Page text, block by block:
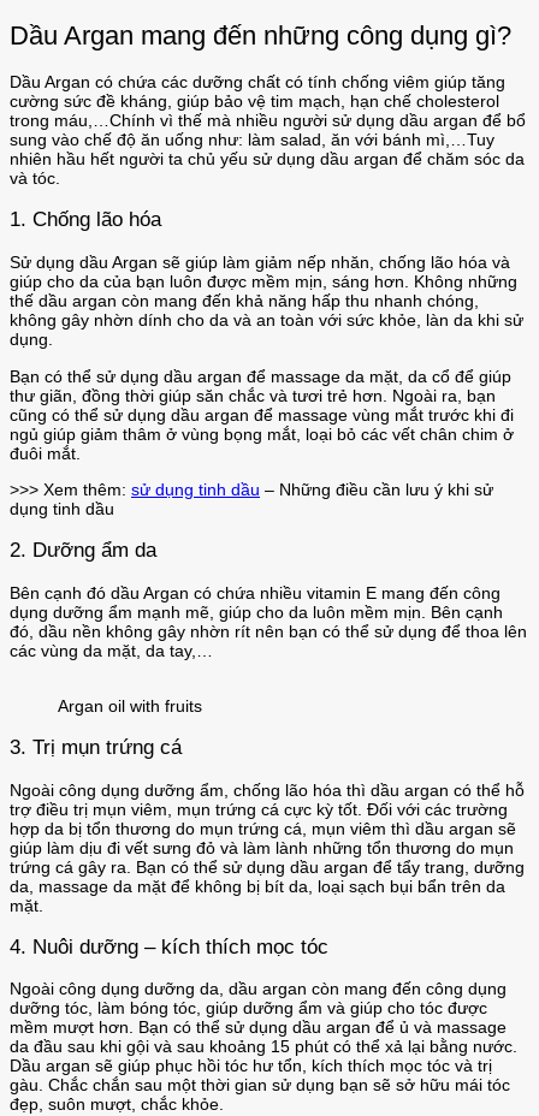
Dầu Argan mang đến những công dụng gì?
Dầu Argan có chứa các dưỡng chất có tính chống viêm giúp tăng
cường sức đề kháng, giúp bảo vệ tim mạch, hạn chế cholesterol
trong máu,…Chính vì thế mà nhiều người sử dụng dầu argan để bổ
sung vào chế độ ăn uống như: làm salad, ăn với bánh mì,…Tuy
nhiên hầu hết người ta chủ yếu sử dụng dầu argan để chăm sóc da
và tóc.
1. Chống lão hóa
Sử dụng dầu Argan sẽ giúp làm giảm nếp nhăn, chống lão hóa và
giúp cho da của bạn luôn được mềm mịn, sáng hơn. Không những
thế dầu argan còn mang đến khả năng hấp thu nhanh chóng,
không gây nhờn dính cho da và an toàn với sức khỏe, làn da khi sử
dụng.
Bạn có thể sử dụng dầu argan để massage da mặt, da cổ để giúp
thư giãn, đồng thời giúp săn chắc và tươi trẻ hơn. Ngoài ra, bạn
cũng có thể sử dụng dầu argan để massage vùng mắt trước khi đi
ngủ giúp giảm thâm ở vùng bọng mắt, loại bỏ các vết chân chim ở
đuôi mắt.
>>> Xem thêm: sử dụng tinh dầu – Những điều cần lưu ý khi sử
dụng tinh dầu
2. Dưỡng ẩm da
Bên cạnh đó dầu Argan có chứa nhiều vitamin E mang đến công
dụng dưỡng ẩm mạnh mẽ, giúp cho da luôn mềm mịn. Bên cạnh
đó, dầu nền không gây nhờn rít nên bạn có thể sử dụng để thoa lên
các vùng da mặt, da tay,…
Argan oil with fruits
3. Trị mụn trứng cá
Ngoài công dụng dưỡng ẩm, chống lão hóa thì dầu argan có thể hỗ
trợ điều trị mụn viêm, mụn trứng cá cực kỳ tốt. Đối với các trường
hợp da bị tổn thương do mụn trứng cá, mụn viêm thì dầu argan sẽ
giúp làm dịu đi vết sưng đỏ và làm lành những tổn thương do mụn
trứng cá gây ra. Bạn có thể sử dụng dầu argan để tẩy trang, dưỡng
da, massage da mặt để không bị bít da, loại sạch bụi bẩn trên da
mặt.
4. Nuôi dưỡng – kích thích mọc tóc
Ngoài công dụng dưỡng da, dầu argan còn mang đến công dụng
dưỡng tóc, làm bóng tóc, giúp dưỡng ẩm và giúp cho tóc được
mềm mượt hơn. Bạn có thể sử dụng dầu argan để ủ và massage
da đầu sau khi gội và sau khoảng 15 phút có thể xả lại bằng nước.
Dầu argan sẽ giúp phục hồi tóc hư tổn, kích thích mọc tóc và trị
gàu. Chắc chắn sau một thời gian sử dụng bạn sẽ sở hữu mái tóc
đẹp, suôn mượt, chắc khỏe.